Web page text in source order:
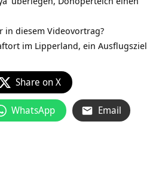
in diesem Videovortrag?
Share on X
WhatsApp Email